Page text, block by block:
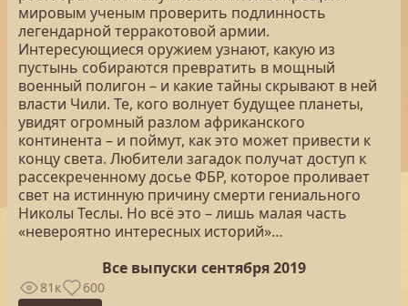
мировым ученым проверить подлинность
легендарной терракотовой армии.
Интересующиеся оружием узнают, какую из
пустынь собираются превратить в мощный
военный полигон – и какие тайны скрывают в ней
власти Чили. Те, кого волнует будущее планеты,
увидят огромный разлом африканского
континента – и поймут, как это может привести к
концу света. Любители загадок получат доступ к
рассекреченному досье ФБР, которое проливает
свет на истинную причину смерти гениального
Николы Теслы. Но всё это – лишь малая часть
«невероятно интересных историй»…
Все выпуски сентября 2019
81к 600